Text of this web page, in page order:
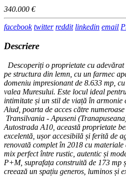
340.000 €
facebook twitter reddit linkedin email
Descriere
Descoperiți o proprietate cu
pe structura din lemn, cu un farmec
domeniu impresionant de 8.633 mp,
valea Muresului. Este locul ideal
intimitate și un stil de viață în
Aiud, poarta de acces către
Transilvania - Apuseni
Autostrada A10, această proprietate
excelentă, ușor accesibilă și ferită de
renovată complet în 2018 cu
mix perfect între rustic, autentic și
P+M, suprafața construită de 173 mp
creează un spațiu generos, luminos și